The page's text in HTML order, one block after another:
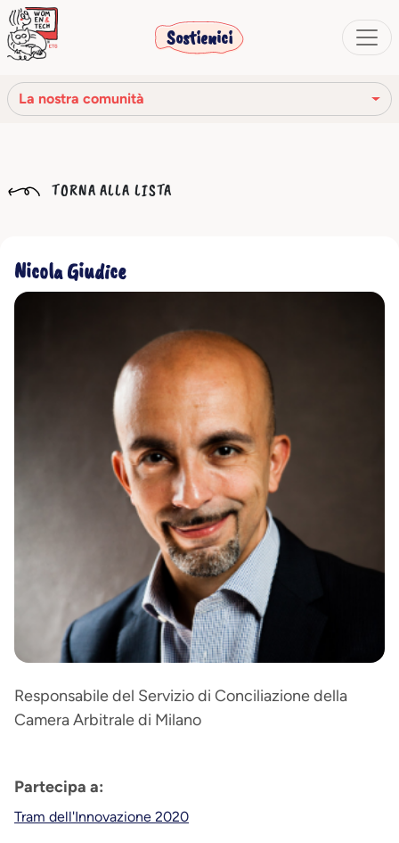
Sostienici
La nostra comunità
La nostra storia
Il nostro network
La nostra comunità
TORNA ALLA LISTA
Nicola Giudice
Responsabile del Servizio di Conciliazione della
Camera Arbitrale di Milano
Partecipa a:
Tram dell'Innovazione 2020